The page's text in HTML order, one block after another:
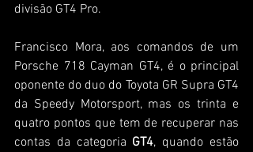
divisão GT4 Pro.
Francisco Mora, aos comandos de um
Porsche 718 Cayman GT4, é o principal
oponente do duo do Toyota GR Supra GT4
da Speedy Motorsport, mas os trinta e
quatro pontos que tem de recuperar nas
contas da categoria GT4, quando estão